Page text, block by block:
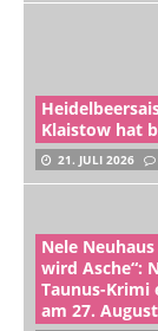
Klaistow hat
21. JULI 2026
Nele
wird Asche“:
Taunus-Krimi
am 27. August